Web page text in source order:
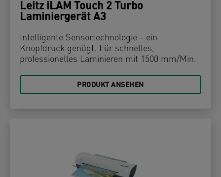
Leitz iLAM Touch 2 Turbo
Laminiergerät A3
Intelligente Sensortechnologie - ein
Knopfdruck genügt. Für schnelles,
professionelles Laminieren mit 1500 mm/Min.
PRODUKT ANSEHEN